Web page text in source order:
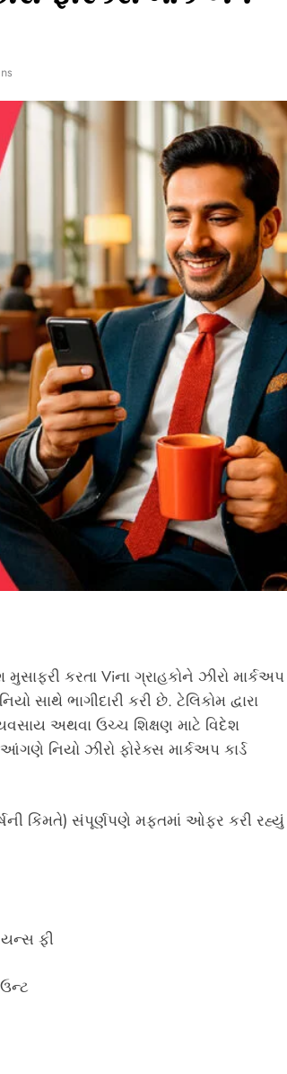
કરતા Viના ગ્રાહકોને ઝીરો માર્કઅપ
સાથે ભાગીદારી કરી છે. ટેલિકોમ દ્વારા
અથવા ઉચ્ચ શિક્ષણ માટે વિદેશ
નિયો ઝીરો ફોરેક્સ માર્કઅપ કાર્ડ
કિંમતે) સંપૂર્ણપણે મફતમાં ઓફર કરી રહ્યું
ફી